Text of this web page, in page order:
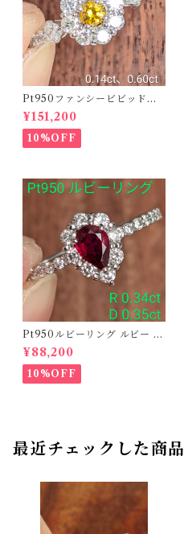
Pt950ファンシービビッドオ
レンジィイエローダイヤリン
グ D 0.144ct D 0.60ct【PR
O208782】
¥151,200
10%OFF
Pt950ルビーリング ルビー 0.
34ct ダイヤモンド 0.35ct【P
RO206885】
¥88,200
10%OFF
最近チェックした商品